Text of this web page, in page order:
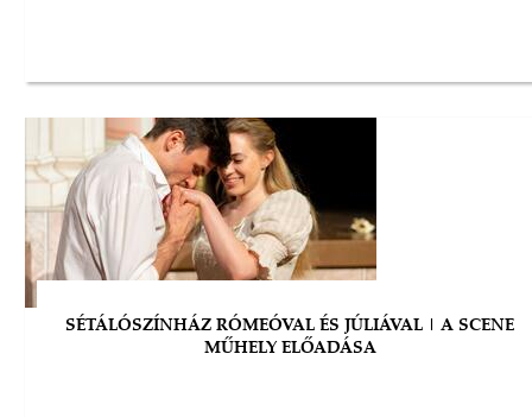
SÉTÁLÓSZÍNHÁZ RÓMEÓVAL ÉS JÚLIÁVAL | A SCENE
MŰHELY ELŐADÁSA